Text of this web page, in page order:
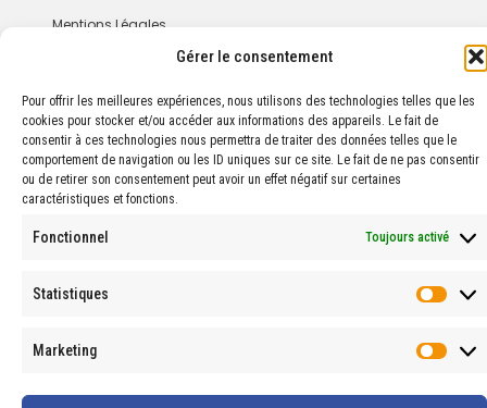
Gérer le consentement
Pour offrir les meilleures expériences, nous utilisons des technologies telles que les
cookies pour stocker et/ou accéder aux informations des appareils. Le fait de
consentir à ces technologies nous permettra de traiter des données telles que le
comportement de navigation ou les ID uniques sur ce site. Le fait de ne pas consentir
ou de retirer son consentement peut avoir un effet négatif sur certaines
caractéristiques et fonctions.
Fonctionnel Toujours activé
Statistiques
Marketing
Mentions Légales
© 2024 PROPHARMA — Tous droits réservés.